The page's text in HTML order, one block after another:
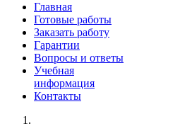
Главная
Готовые работы
Заказать работу
Гарантии
Вопросы и ответы
Учебная
информация
Контакты